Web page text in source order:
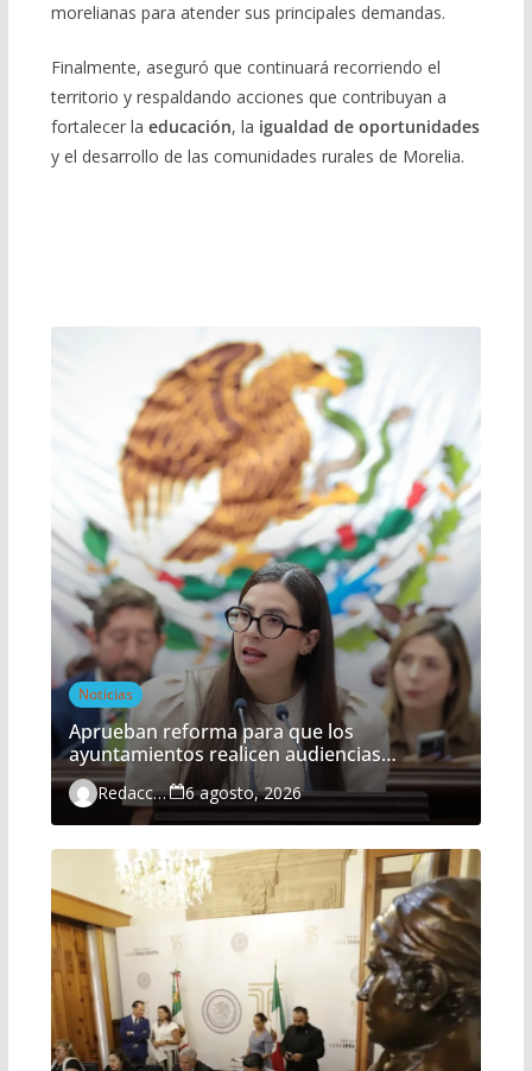
morelianas para atender sus principales demandas.
Finalmente, aseguró que continuará recorriendo el
territorio y respaldando acciones que contribuyan a
fortalecer la educación, la igualdad de oportunidades
y el desarrollo de las comunidades rurales de Morelia.
Noticias
Aprueban reforma para que los
ayuntamientos realicen audiencias
ciudadanas de manera obligatoria
Redacción 6 agosto, 2026